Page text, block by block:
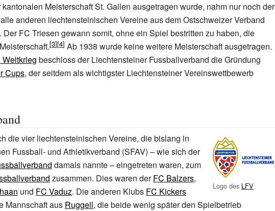
Meisterschaft St. Gallen ausgetragen wurde, nahm nur noch der
anderen liechtensteinischen Vereine aus dem Ostschweizer Verband
Der FC Triesen gewann somit, ohne ein Spiel bestritten zu haben, die
Ab 1938 wurde keine weitere Meisterschaft ausgetragen.
beschloss der Liechtensteiner Fussballverband die Gründung
Cups, der seitdem als wichtigster Liechtensteiner Vereinswettbewerb
Logo des LFV
die vier liechtensteinischen Vereine, die bislang in
Fussball- und Athletikverband (SFAV) – wie sich der
damals nannte – eingetreten waren, zum
zusammen. Dies waren derFC Balzers,
und FC Vaduz. Die anderen Klubs FC Kickers
Mannschaft aus Ruggell, die beide wenig später den Spielbetrieb